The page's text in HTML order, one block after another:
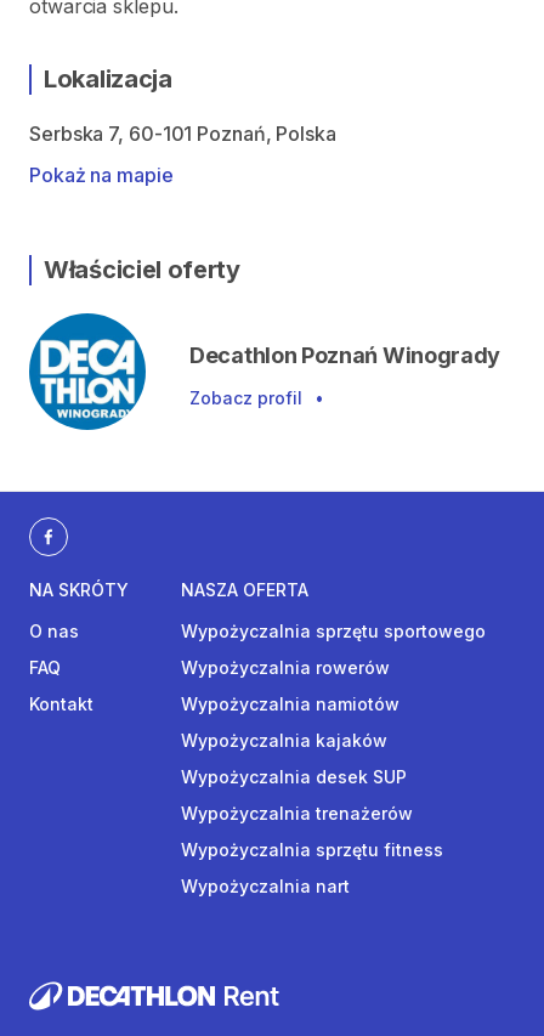
otwarcia sklepu.
Lokalizacja
Serbska 7, 60-101 Poznań, Polska
Pokaż na mapie
Właściciel oferty
Decathlon Poznań Winogrady
Zobacz profil •
NA SKRÓTY
O nas
FAQ
Kontakt
NASZA OFERTA
Wypożyczalnia sprzętu sportowego
Wypożyczalnia rowerów
Wypożyczalnia namiotów
Wypożyczalnia kajaków
Wypożyczalnia desek SUP
Wypożyczalnia trenażerów
Wypożyczalnia sprzętu fitness
Wypożyczalnia nart